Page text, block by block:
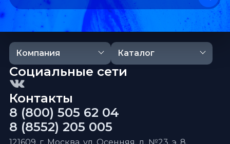
Компания Каталог
Контакты
8 (800) 505 62 04
8 (8552) 205 005
Социальные сети